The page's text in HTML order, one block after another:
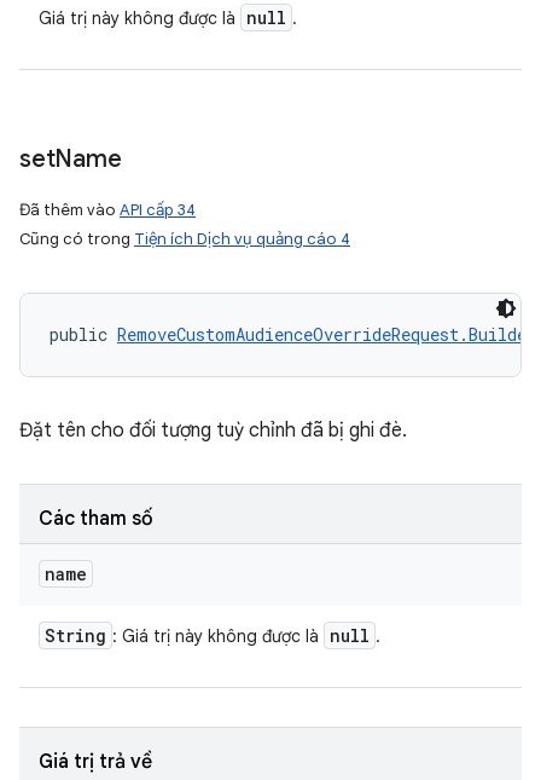
Giá trị này không được là null .
setName
Đã thêm vào API cấp 34
Cũng có trong Tiện ích Dịch vụ quảng cáo 4
public RemoveCustomAudienceOverrideRequest.Builder
Đặt tên cho đối tượng tuỳ chỉnh đã bị ghi đè.
Các tham số
name
String : Giá trị này không được là null .
Giá trị trả về